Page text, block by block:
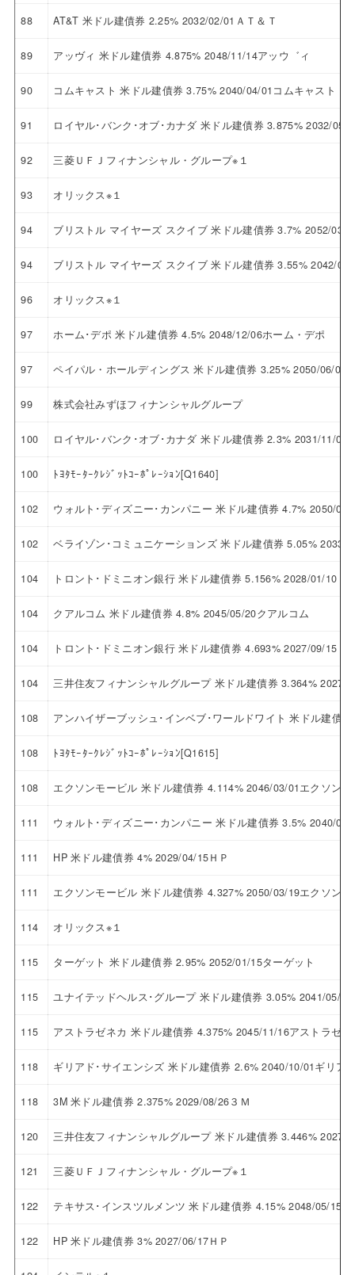
88 AT&T 米ドル建債券 2.25% 2032/02/01ＡＴ＆Ｔ
89 アッヴィ 米ドル建債券 4.875% 2048/11/14アッウ゛ィ
90 コムキャスト 米ドル建債券 3.75% 2040/04/01コムキャスト
91 ロイヤル･バンク･オブ･カナダ 米ドル建債券 3.875% 2032/05/
92 三菱ＵＦＪフィナンシャル・グループ※１
93 オリックス※１
94 ブリストル マイヤーズ スクイブ 米ドル建債券 3.7% 2052/
94 ブリストル マイヤーズ スクイブ 米ドル建債券 3.55% 2042/
96 オリックス※１
97 ホーム･デポ 米ドル建債券 4.5% 2048/12/06ホーム・デポ
97 ペイパル・ホールディングス 米ドル建債券 3.25% 2050/06/01
99 株式会社みずほフィナンシャルグループ
100 ロイヤル･バンク･オブ･カナダ 米ドル建債券 2.3% 2031/11/03
100 ﾄﾖﾀﾓｰﾀｰｸﾚｼﾞｯﾄｺｰﾎﾟﾚｰｼｮﾝ[Q1640]
102 ウォルト･ディズニー･カンパニー 米ドル建債券 4.7% 2050/
102 ベライゾン･コミュニケーションズ 米ドル建債券 5.05% 2033/
104 トロント･ドミニオン銀行 米ドル建債券 5.156% 2028/01/10ト
104 クアルコム 米ドル建債券 4.8% 2045/05/20クアルコム
104 トロント･ドミニオン銀行 米ドル建債券 4.693% 2027/09/15ト
104 三井住友フィナンシャルグループ 米ドル建債券 3.364% 2027/
108 アンハイザーブッシュ･インベブ･ワールドワイト 米ドル建債
108 ﾄﾖﾀﾓｰﾀｰｸﾚｼﾞｯﾄｺｰﾎﾟﾚｰｼｮﾝ[Q1615]
108 エクソンモービル 米ドル建債券 4.114% 2046/03/01エクソン
111 ウォルト･ディズニー･カンパニー 米ドル建債券 3.5% 2040/
111 HP 米ドル建債券 4% 2029/04/15ＨＰ
111 エクソンモービル 米ドル建債券 4.327% 2050/03/19エクソン
114 オリックス※１
115 ターゲット 米ドル建債券 2.95% 2052/01/15ターゲット
115 ユナイテッドヘルス･グループ 米ドル建債券 3.05% 2041/05/
115 アストラゼネカ 米ドル建債券 4.375% 2045/11/16アストラゼネ
118 ギリアド･サイエンシズ 米ドル建債券 2.6% 2040/10/01ギリア
118 3M 米ドル建債券 2.375% 2029/08/26３Ｍ
120 三井住友フィナンシャルグループ 米ドル建債券 3.446% 2027/
121 三菱ＵＦＪフィナンシャル・グループ※１
122 テキサス･インスツルメンツ 米ドル建債券 4.15% 2048/05/15
122 HP 米ドル建債券 3% 2027/06/17ＨＰ